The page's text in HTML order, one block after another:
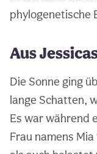
phylogenetische
Aus
Die Sonne ging
lange Schatten,
Es war während
Frau namens